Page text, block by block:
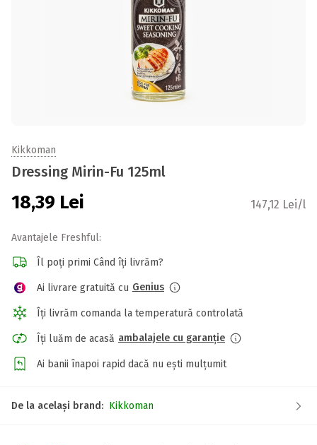
Kikkoman
Dressing Mirin-Fu 125ml
18,39 Lei 147,12 Lei/l
Avantajele Freshful:
Îl poți primi Când îți livrăm?
Ai livrare gratuită cu Genius
Îți livrăm comanda la temperatură controlată
Îți luăm de acasă ambalajele cu garanție
Ai banii înapoi rapid dacă nu ești mulțumit
De la același brand: Kikkoman